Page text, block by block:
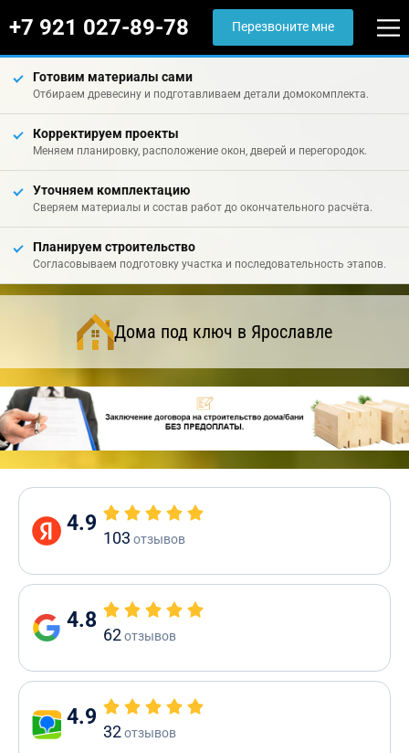
+7 921 027-89-78 Перезвоните мне
Готовим материалы сами
Отбираем древесину и подготавливаем детали домокомплекта.
Корректируем проекты
Меняем планировку, расположение окон, дверей и перегородок.
Уточняем комплектацию
Сверяем материалы и состав работ до окончательного расчёта.
Планируем строительство
Согласовываем подготовку участка и последовательность этапов.
Дома под ключ в Ярославле
4.9
103 отзывов
4.8
62отзывов
4.9
32отзывов